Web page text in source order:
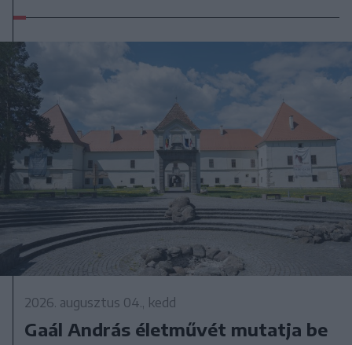
2026. augusztus 04., kedd
Gaál András életművét mutatja be